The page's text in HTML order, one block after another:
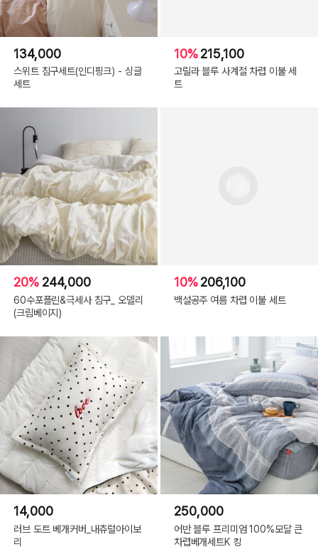
134,000
스위트 침구세트(인디핑크) - 싱글
세트
10%215,100
고릴라 블루 사계절 차렵 이불 세
트
20% 244,000
60수포플린&극세사 침구_ 오델리
(크림베이지)
10%206,100
백설공주 여름 차렵 이불 세트
14,000
러브 도트 베개커버_내츄럴아이보
리
250,000
어반 블루 프리미엄 100%모달 큰
차렵베개세트K 킹